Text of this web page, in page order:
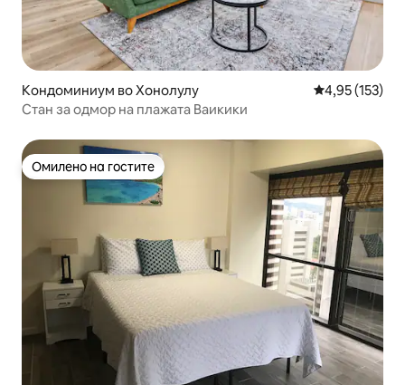
Кондоминиум во Хонолулу Просечна
4,95 (153)
Стан за одмор на плажата Ваикики
Омилено на гостите
Омилено на гостите